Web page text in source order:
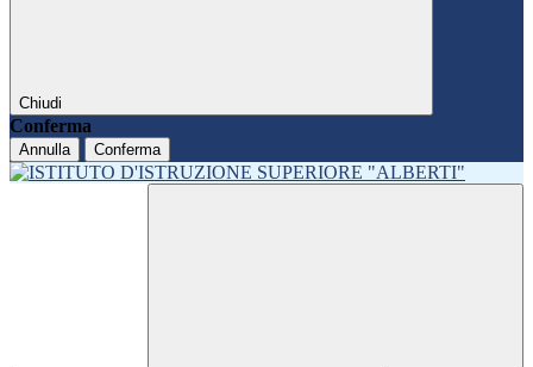
Chiudi
Conferma
Annulla Conferma